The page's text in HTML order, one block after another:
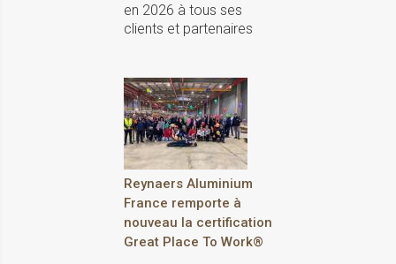
en 2026 à tous ses
clients et partenaires
Reynaers Aluminium
France remporte à
nouveau la certification
Great Place To Work®